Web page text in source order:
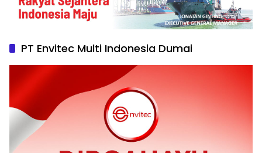
PT Envitec Multi Indonesia Dumai